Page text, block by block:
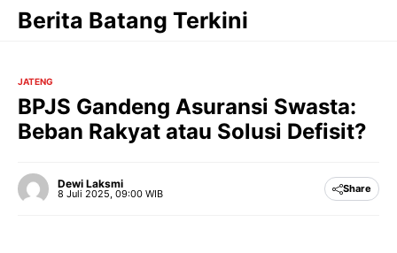
Langsung
Berita Batang Terkini
JATENG
BPJS Gandeng Asuransi Swasta:
Beban Rakyat atau Solusi Defisit?
Dewi Laksmi
8 Juli 2025, 09:00 WIB Share